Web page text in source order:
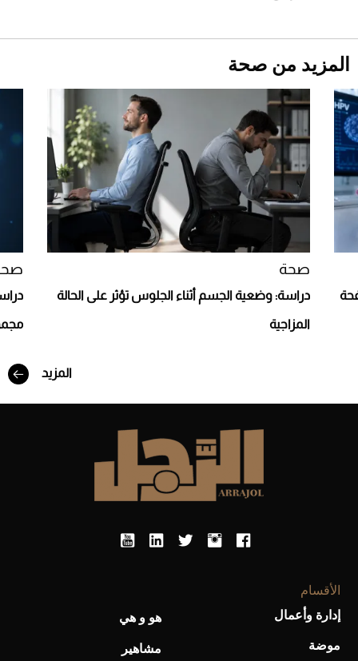
Aston Martin Valiant: على هوى الأبطال
المزيد من صحة
صحة
دراسة: وضعية الجسم أثناء الجلوس تؤثر على الحالة
المزاجية
المزيد
الأقسام
إدارة وأعمال
موضة
هو و هي
مشاهير